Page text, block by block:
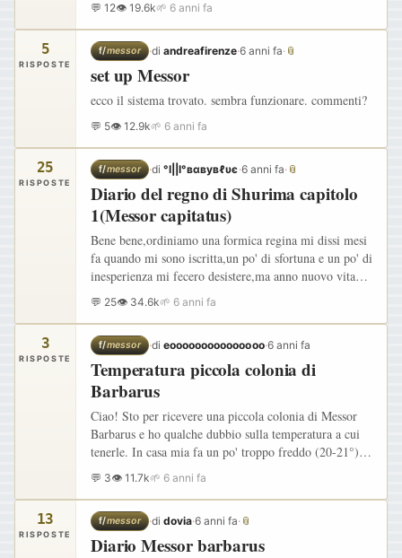
💬 12👁 19.6k🌱 6 anni fa
5
RISPOSTE
f/messor ·di andreafirenze·6 anni fa· 📎
set up Messor
ecco il sistema trovato. sembra funzionare. commenti?
💬 5👁 12.9k🌱 6 anni fa
25
RISPOSTE
f/messor ·di °l||l°вαвувℓυє·6 anni fa·📎
Diario del regno di Shurima capitolo
1(Messor capitatus)
Bene bene,ordiniamo una formica regina mi dissi mesi
fa quando mi sono iscritta,un po' di sfortuna e un po' di
inesperienza mi fecero desistere,ma anno nuovo vita
nuova no? Così eccoci qua tra le mani una splendida…
💬 25👁 34.6k🌱 6 anni fa
3
RISPOSTE
f/messor ·di eooooooooooooooo·6 anni fa
Temperatura piccola colonia di
Barbarus
Ciao! Sto per ricevere una piccola colonia di Messor
Barbarus e ho qualche dubbio sulla temperatura a cui
tenerle. In casa mia fa un po' troppo freddo (20-21°)
per loro, ma ho un tappetino riscaldante abbastanza
debole…
💬 3👁 11.7k🌱 6 anni fa
13
RISPOSTE
f/messor ·di dovia·6 anni fa·📎
Diario Messor barbarus